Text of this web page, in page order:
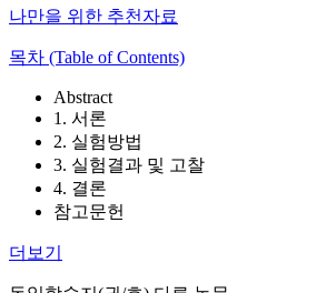
나만을 위한 추천자료
목차 (Table of Contents)
Abstract
1. 서론
2. 실험방법
3. 실험결과 및 고찰
4. 결론
참고문헌
더보기